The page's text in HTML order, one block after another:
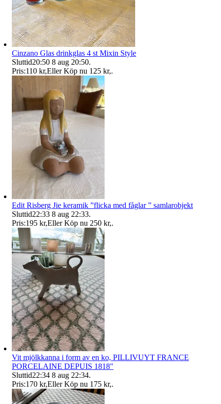
Cinzano Glas drinkglas 4 st Mixin Style
Sluttid20:50 8 aug 20:50.
Pris:110 kr,Eller Köp nu 125 kr,.
Edit Risberg Jie keramik ”flicka med fåglar ” samlarobjekt
Sluttid22:33 8 aug 22:33.
Pris:195 kr,Eller Köp nu 250 kr,.
Vit mjölkkanna i form av en ko, PILLIVUYT FRANCE
PORCELAINE DEPUIS 1818"
Sluttid22:34 8 aug 22:34.
Pris:170 kr,Eller Köp nu 175 kr,.